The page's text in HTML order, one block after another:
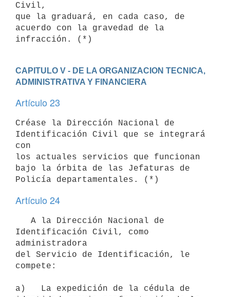
Civil,
que la graduará, en cada caso, de
acuerdo con la gravedad de la
CAPITULO V - DE LA ORGANIZACION TECNICA,
ADMINISTRATIVA Y FINANCIERA
Artículo 23
Créase la Dirección Nacional de
Identificación Civil que se integrará
con
los actuales servicios que funcionan
bajo la órbita de las Jefaturas de
Artículo 24
Identificación Civil, como
administradora
del Servicio de Identificación, le
compete:
a)   La expedición de la cédula de